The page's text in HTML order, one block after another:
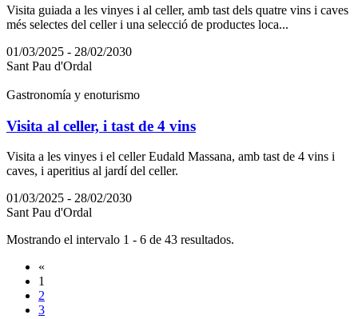
Visita guiada a les vinyes i al celler, amb tast dels quatre vins i caves
més selectes del celler i una selecció de productes loca...
01/03/2025 - 28/02/2030
Sant Pau d'Ordal
Gastronomía y enoturismo
Visita al celler, i tast de 4 vins
Visita a les vinyes i el celler Eudald Massana, amb tast de 4 vins i
caves, i aperitius al jardí del celler.
01/03/2025 - 28/02/2030
Sant Pau d'Ordal
Mostrando el intervalo 1 - 6 de 43 resultados.
«
1
2
3